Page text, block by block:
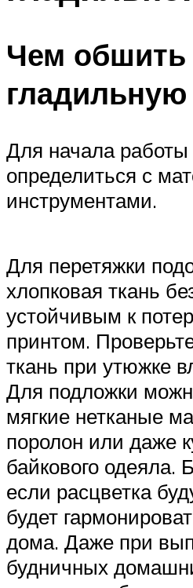
Чем обшить
гладильную
Для начала
определиться с
инструментами.
Для перетяжки
хлопковая ткань
устойчивым к
принтом.
ткань при утюжке
Для подложки
мягкие нетканые
поролон или даже
байкового одеяла.
если расцветка
будет
дома. Даже при
будничных